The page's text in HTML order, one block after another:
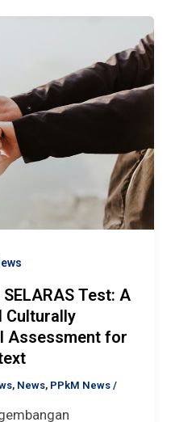
Test: A
Culturally
Assessment for
, News, PPkM News/